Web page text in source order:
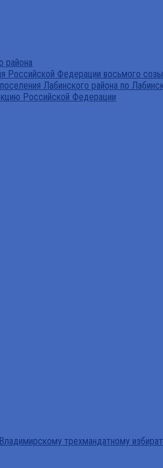
района
Российской Федерации восьмого
Лабинского района по
Российской Федерации
трехмандатному